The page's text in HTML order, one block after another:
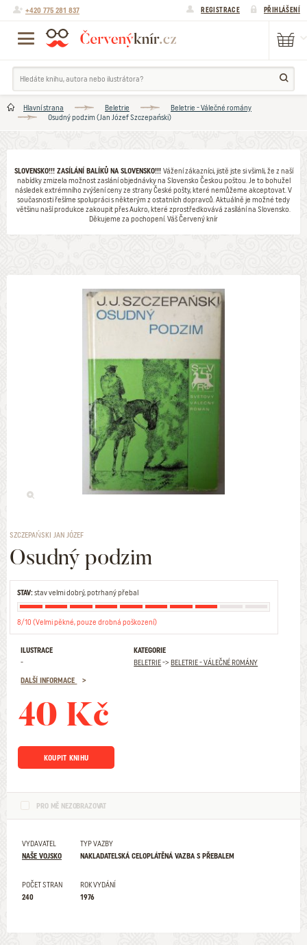
+420 775 281 837 REGISTRACE PŘIHLÁŠENÍ
Hlavní strana Beletrie
Beletrie - Válečné romány
Osudný podzim (Jan Józef Szczepański)
SLOVENSKO!!! ZASÍLÁNÍ BALÍKŮ NA SLOVENSKO!!! Vážení zákazníci, jistě jste si všimli, že z naší
nabídky zmizela možnost zaslání objednávky na Slovensko Českou poštou. Je to bohužel
následek extrémního zvýšení ceny ze strany České pošty, které nemůžeme akceptovat. V
současnosti řešíme spolupráci s některým z ostatních dopravců. Aktuálně je možné tedy
většinu naší produkce zakoupit přes Aukro, které zprostředkovává zasílání na Slovensko.
Děkujeme za pochopení. Váš Červený knír
SZCZEPAŃSKI JAN JÓZEF
Osudný podzim
STAV:stav velmi dobrý, potrhaný přebal
8/10 (Velmi pěkné, pouze drobná poškození)
ILUSTRACE
-
KATEGORIE
BELETRIE->BELETRIE - VÁLEČNÉ ROMÁNY
DALŠÍ INFORMACE
40 Kč
KOUPIT KNIHU
PRO MĚ NEZOBRAZOVAT
VYDAVATEL
NAŠE VOJSKO
TYP VAZBY
NAKLADATELSKÁ CELOPLÁTĚNÁ VAZBA S PŘEBALEM
POČET STRAN
240
ROK VYDÁNÍ
1976